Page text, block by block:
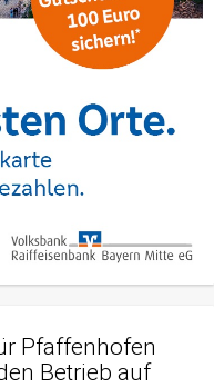
Pfaffenhofen
Betrieb auf